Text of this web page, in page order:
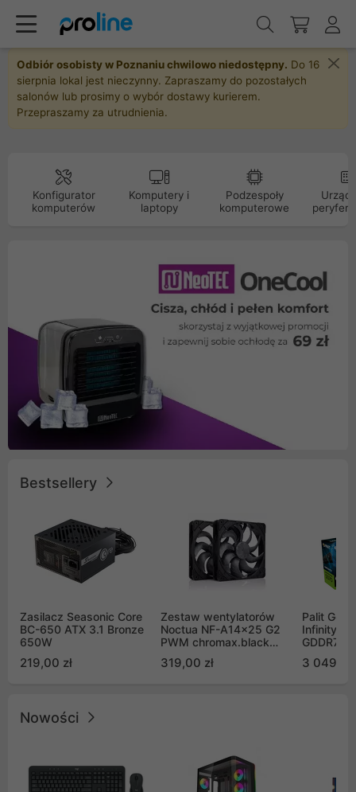
Odbiór osobisty w Poznaniu chwilowo niedostępny. Do 16
sierpnia lokal jest nieczynny. Zapraszamy do pozostałych
salonów lub prosimy o wybór dostawy kurierem.
Przepraszamy za utrudnienia.
Konfigurator
komputerów
Komputery i
laptopy
Podzespoły
komputerowe
Bestsellery
Zasilacz Seasonic Core
BC-650 ATX 3.1 Bronze
650W
219,00 zł
Zestaw wentylatorów
Noctua NF-A14x25 G2
PWM chromax.black
Push Pull (2szt)
319,00 zł
Palit
Infinity 3
GDDR7
GB2050S)
3 049,00
Nowości